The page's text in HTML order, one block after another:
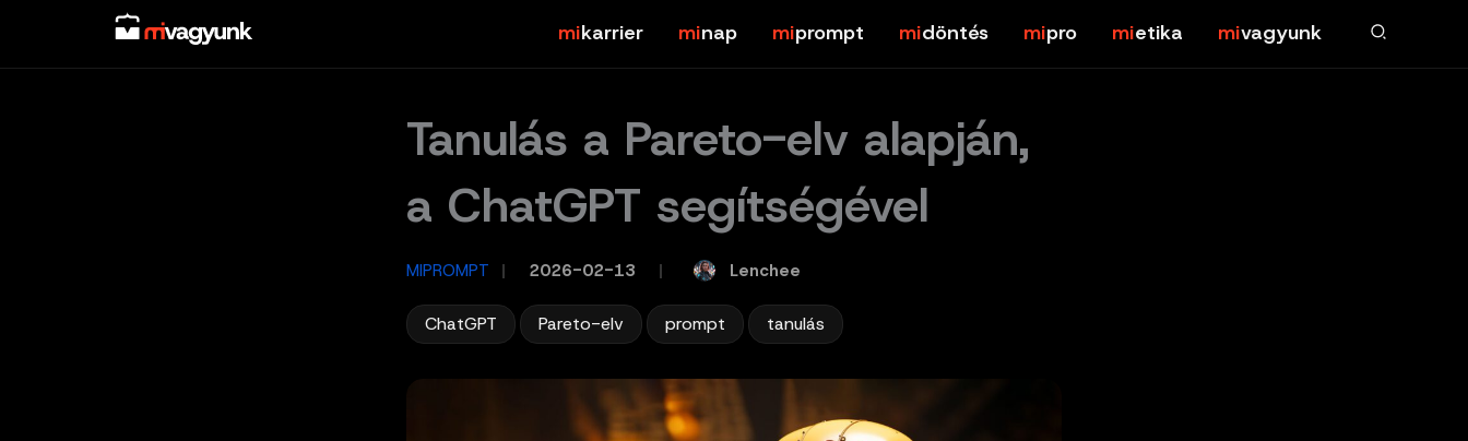
content
karrier nap prompt döntés pro etika vagyunk
Tanulás a Pareto-elv alapján,
a ChatGPT segítségével
MIPROMPT 2026-02-13 Lenchee
ChatGPT Pareto-elv prompt tanulás